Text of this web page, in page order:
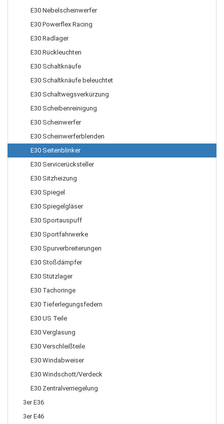
E30 Nebelscheinwerfer
E30 Powerflex Racing
E30 Radlager
E30 Rückleuchten
E30 Schaltknäufe
E30 Schaltknäufe beleuchtet
E30 Schaltwegsverkürzung
E30 Scheibenreinigung
E30 Scheinwerfer
E30 Scheinwerferblenden
E30 Seitenblinker
E30 Servicerücksteller
E30 Sitzheizung
E30 Spiegel
E30 Spiegelgläser
E30 Sportauspuff
E30 Sportfahrwerke
E30 Spurverbreiterungen
E30 Stoßdämpfer
E30 Stützlager
E30 Tachoringe
E30 Tieferlegungsfedern
E30 US Teile
E30 Verglasung
E30 Verschleißteile
E30 Windabweiser
E30 Windschott/Verdeck
E30 Zentralverriegelung
3er E36
3er E46